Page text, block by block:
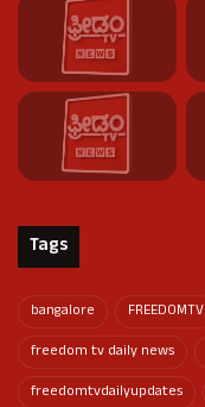
Tags
bangalore FREEDOMTV
freedom tv daily news
freedomtvdailyupdates